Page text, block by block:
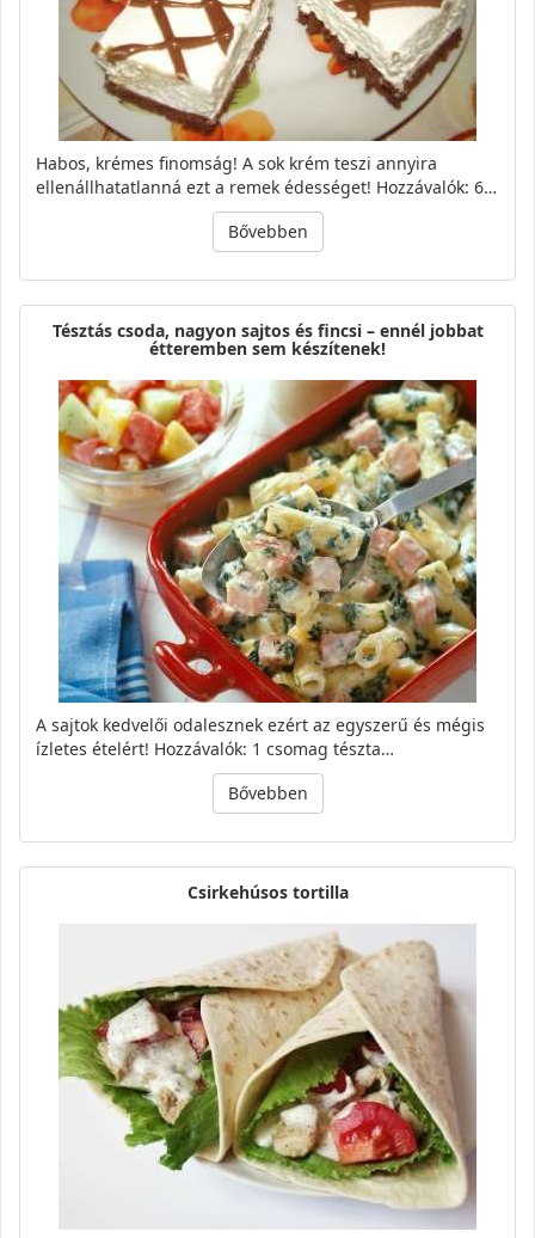
Habos, krémes finomság! A sok krém teszi annyira
ellenállhatatlanná ezt a remek édességet! Hozzávalók: 6…
Bővebben
Tésztás csoda, nagyon sajtos és fincsi – ennél jobbat
étteremben sem készítenek!
A sajtok kedvelői odalesznek ezért az egyszerű és mégis
ízletes ételért! Hozzávalók: 1 csomag tészta…
Bővebben
Csirkehúsos tortilla